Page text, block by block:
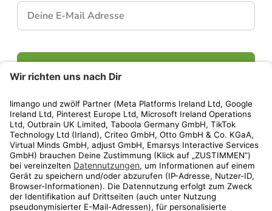
Weiter
Privatsphäre-EinstellungenAGBDatenschutzCompliance
GeschenkgutscheinbedingungenImpressumHelp Center